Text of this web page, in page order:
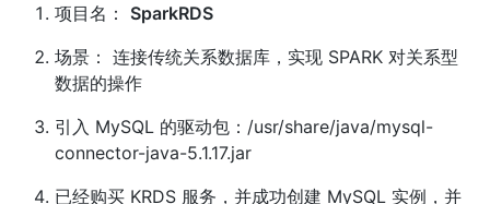
项目名： SparkRDS
场景： 连接传统关系数据库，实现 SPARK 对关系型
数据的操作
引入 MySQL 的驱动包：/usr/share/java/mysql-
connector-java-5.1.17.jar
已经购买 KRDS 服务，并成功创建 MySQL 实例，并